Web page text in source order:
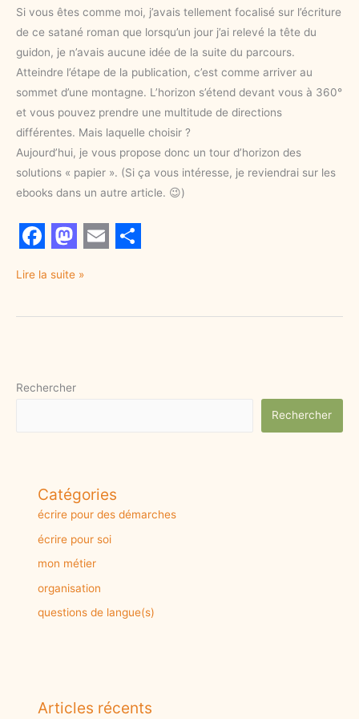
Si vous êtes comme moi, j’avais tellement focalisé sur l’écriture
de ce satané roman que lorsqu’un jour j’ai relevé la tête du
guidon, je n’avais aucune idée de la suite du parcours.
Atteindre l’étape de la publication, c’est comme arriver au
sommet d’une montagne. L’horizon s’étend devant vous à 360°
et vous pouvez prendre une multitude de directions
différentes. Mais laquelle choisir ?
Aujourd’hui, je vous propose donc un tour d’horizon des
solutions « papier ». (Si ça vous intéresse, je reviendrai sur les
ebooks dans un autre article. 😉)
a
c
o
a
s
d
a a
Lire la suite »
Rechercher
Rechercher
Catégories
écrire pour des démarches
écrire pour soi
mon métier
organisation
questions de langue(s)
Articles récents